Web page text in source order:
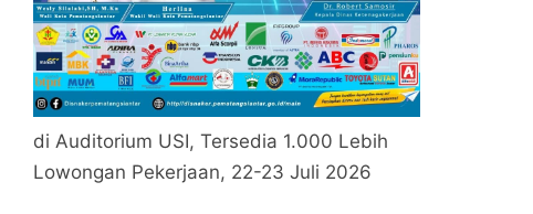
di Auditorium USI, Tersedia 1.000 Lebih
Lowongan Pekerjaan, 22-23 Juli 2026